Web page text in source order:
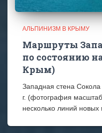
АЛЬПИНИЗМ В КРЫМУ
Маршруты
по состоянию
Крым)
Западная стена
г. (фотография
несколько линий новых